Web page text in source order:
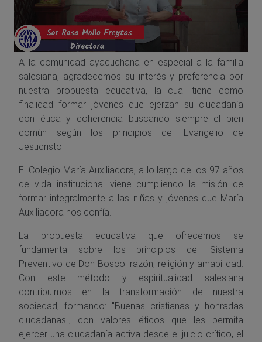
A la comunidad ayacuchana en especial a la familia
salesiana, agradecemos su interés y preferencia por
nuestra propuesta educativa, la cual tiene como
finalidad formar jóvenes que ejerzan su ciudadanía
con ética y coherencia buscando siempre el bien
común según los principios del Evangelio de
Jesucristo.
El Colegio María Auxiliadora, a lo largo de los 97 años
de vida institucional viene cumpliendo la misión de
formar integralmente a las niñas y jóvenes que María
Auxiliadora nos confía.
La propuesta educativa que ofrecemos se
fundamenta sobre los principios del Sistema
Preventivo de Don Bosco: razón, religión y amabilidad.
Con este método y espiritualidad salesiana
contribuimos en la transformación de nuestra
sociedad, formando: "Buenas cristianas y honradas
ciudadanas", con valores éticos que les permita
ejercer una ciudadanía activa desde el juicio crítico, el